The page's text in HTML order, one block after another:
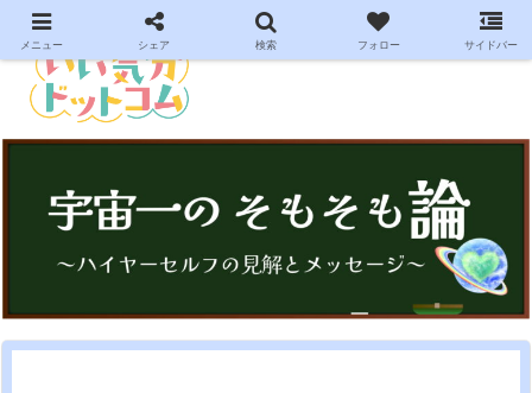
メニュー シェア 検索 フォロー サイドバー